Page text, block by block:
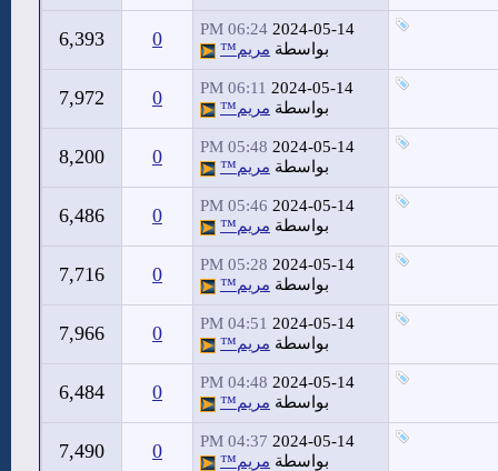
2024-05-14
06:24 PM
بواسطة مريم™ 0
6,393
2024-05-14
06:11 PM
بواسطة مريم™ 0
7,972
2024-05-14
05:48 PM
بواسطة مريم™ 0
8,200
2024-05-14
05:46 PM
بواسطة مريم™ 0
6,486
2024-05-14
05:28 PM
بواسطة مريم™ 0
7,716
2024-05-14
04:51 PM
بواسطة مريم™ 0
7,966
2024-05-14
04:48 PM
بواسطة مريم™ 0
6,484
2024-05-14
04:37 PM
بواسطة مريم™ 0
7,490